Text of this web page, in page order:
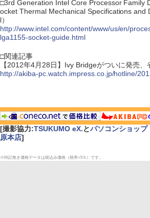
□3rd Generation Intel Core Processor Family
ocket Thermal Mechanical Specifications and
l）
http://www.intel.com/content/www/us/en/
lga1155-socket-guide.html
□関連記事
【2012年4月28日】Ivy Bridgeがついに発売
http://akiba-pc.watch.impress.co.jp/hotline/
[撮影協力:TSUKUMO eX.とパソコンショップ
原本店]
※特記無き価格データは税込み価格（税率=5％）です。